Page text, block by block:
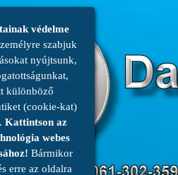
védelme
szabjuk
nyújtsunk,
különböző
(cookie-kat)
Kattintson az
webes
Bármikor
erre az oldalra